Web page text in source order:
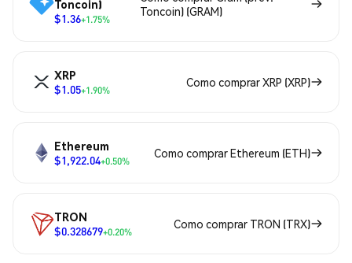
Toncoin)
$1.36+1.75%
Toncoin) (GRAM)
XRP
$1.05+1.90%
Como comprar XRP (XRP)
Ethereum
$1,922.04+0.50%
Como comprar Ethereum (ETH)
TRON
$0.328679+0.20%
Como comprar TRON (TRX)